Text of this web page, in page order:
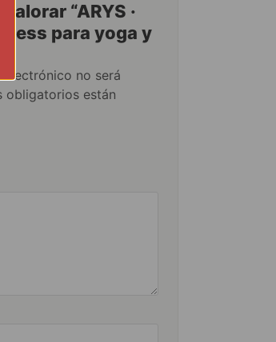
“ARYS ·
para yoga y
no será
obligatorios están